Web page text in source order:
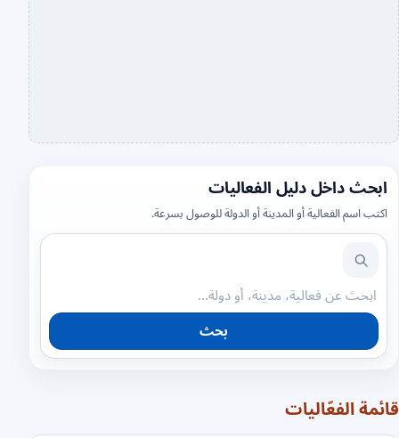
ابحث داخل دليل الفعاليات
اكتب اسم الفعالية أو المدينة أو الدولة للوصول بسرعة.
بحث
قائمة الفعّاليات